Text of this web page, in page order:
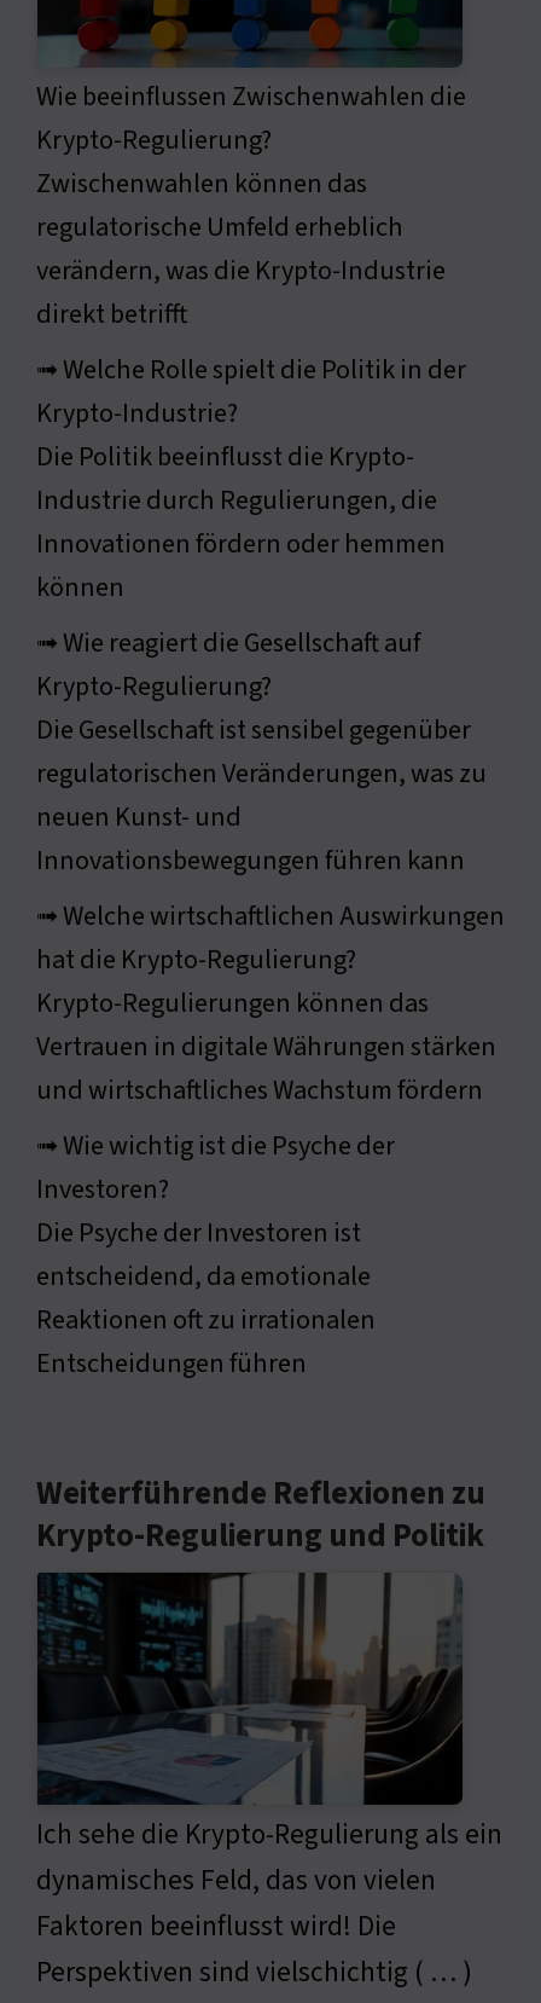
Wie beeinflussen Zwischenwahlen die
Krypto-Regulierung?
Zwischenwahlen können das
regulatorische Umfeld erheblich
verändern, was die Krypto-Industrie
direkt betrifft
➟ Welche Rolle spielt die Politik in der
Krypto-Industrie?
Die Politik beeinflusst die Krypto-
Industrie durch Regulierungen, die
Innovationen fördern oder hemmen
können
➟ Wie reagiert die Gesellschaft auf
Krypto-Regulierung?
Die Gesellschaft ist sensibel gegenüber
regulatorischen Veränderungen, was zu
neuen Kunst- und
Innovationsbewegungen führen kann
➟ Welche wirtschaftlichen Auswirkungen
hat die Krypto-Regulierung?
Krypto-Regulierungen können das
Vertrauen in digitale Währungen stärken
und wirtschaftliches Wachstum fördern
➟ Wie wichtig ist die Psyche der
Investoren?
Die Psyche der Investoren ist
entscheidend, da emotionale
Reaktionen oft zu irrationalen
Entscheidungen führen
Weiterführende Reflexionen zu
Krypto-Regulierung und Politik
Ich sehe die Krypto-Regulierung als ein
dynamisches Feld, das von vielen
Faktoren beeinflusst wird! Die
Perspektiven sind vielschichtig ( … )